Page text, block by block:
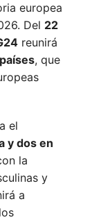
europea
Del 22
reunirá
, que
el
y dos en
la
y
a